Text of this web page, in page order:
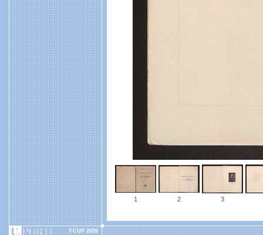
1 2 3
FCUP 2026